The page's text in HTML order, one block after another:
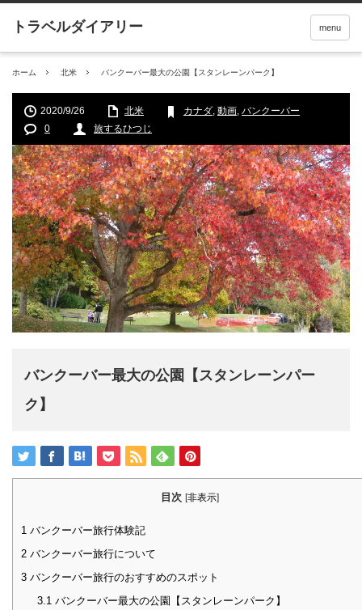
menu
ホーム 北米 バンクーバー最大の公園【スタンレーンパーク】
2020/9/26 北米 カナダ, 動画, バンクーバー
0
旅するひつじ
バンクーバー最大の公園【スタンレーンパー
ク】
目次 [非表示]
1 バンクーバー旅行体験記
2 バンクーバー旅行について
3 バンクーバー旅行のおすすめのスポット
3.1 バンクーバー最大の公園【スタンレーンパーク】